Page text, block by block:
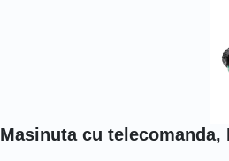
Masinuta cu telecomanda,